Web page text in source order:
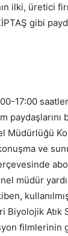
ilki, üretici
gibi
17:00
paydaşlarını
Müdürlüğü
ve
müdür
Biyolojik Atık
filmlerinin